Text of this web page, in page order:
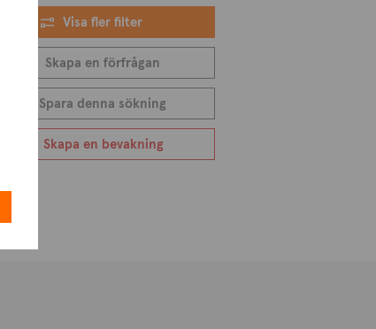
Visa fler filter
Skapa en förfrågan
Spara denna sökning
Skapa en bevakning